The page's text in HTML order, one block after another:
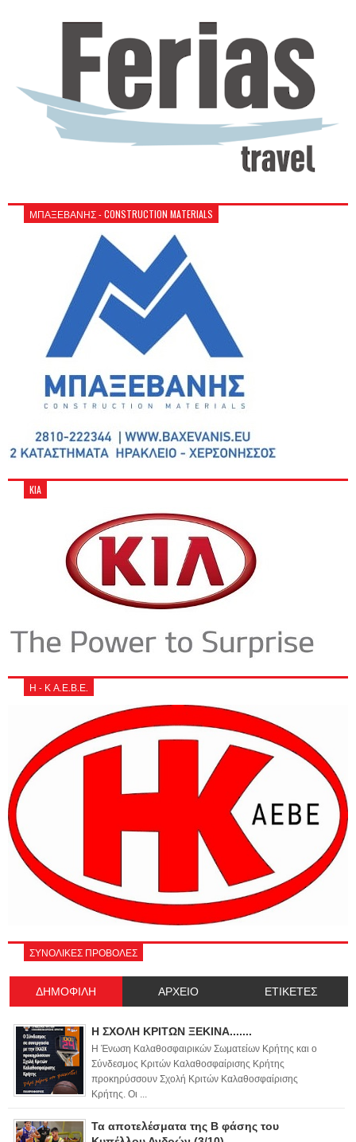
ΜΠΑΞΕΒΑΝΗΣ - CONSTRUCTION MATERIALS
KIA
Η - Κ Α.Ε.Β.Ε.
ΣΥΝΟΛΙΚΕΣ ΠΡΟΒΟΛΕΣ
ΔΗΜΟΦΙΛΗ ΑΡΧΕΙΟ ΕΤΙΚΕΤΕΣ
Η ΣΧΟΛΗ ΚΡΙΤΩΝ ΞΕΚΙΝΑ.......
Η Ένωση Καλαθοσφαιρικών Σωματείων Κρήτης και ο
Σύνδεσμος Κριτών Καλαθοσφαίρισης Κρήτης
προκηρύσσουν Σχολή Κριτών Καλαθοσφαίρισης
Κρήτης. Οι ...
Τα αποτελέσματα της Β φάσης του